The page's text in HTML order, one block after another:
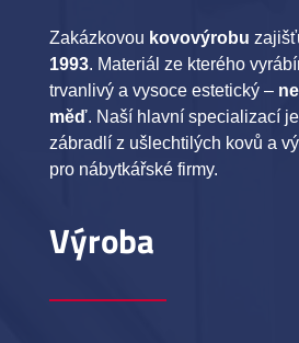
Zakázkovou kovovýrobu
1993. Materiál ze kterého
trvanlivý a vysoce estetický –
měď. Naší hlavní specializací
zábradlí z ušlechtilých kovů a
pro nábytkářské firmy.
Výroba